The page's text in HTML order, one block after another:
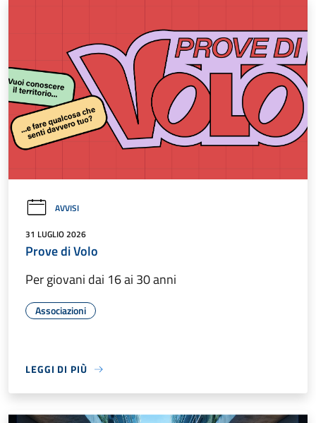
AVVISI
31 LUGLIO 2026
Prove di Volo
Per giovani dai 16 ai 30 anni
Associazioni
LEGGI DI PIÙ